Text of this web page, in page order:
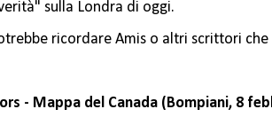
sulla Londra di oggi.
ricordare Amis o altri scrittori che
- Mappa del Canada (Bompiani, 8